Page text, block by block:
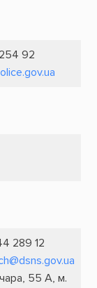
92
289 12
55 А, м.